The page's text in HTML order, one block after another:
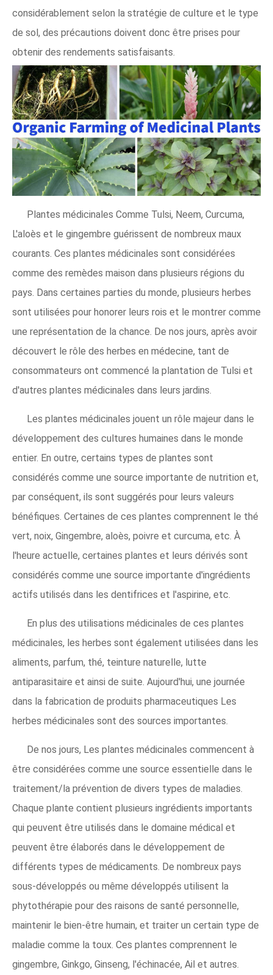
considérablement selon la stratégie de culture et le type
de sol, des précautions doivent donc être prises pour
obtenir des rendements satisfaisants.
Plantes médicinales Comme Tulsi, Neem, Curcuma,
L'aloès et le gingembre guérissent de nombreux maux
courants. Ces plantes médicinales sont considérées
comme des remèdes maison dans plusieurs régions du
pays. Dans certaines parties du monde, plusieurs herbes
sont utilisées pour honorer leurs rois et le montrer comme
une représentation de la chance. De nos jours, après avoir
découvert le rôle des herbes en médecine, tant de
consommateurs ont commencé la plantation de Tulsi et
d'autres plantes médicinales dans leurs jardins.
Les plantes médicinales jouent un rôle majeur dans le
développement des cultures humaines dans le monde
entier. En outre, certains types de plantes sont
considérés comme une source importante de nutrition et,
par conséquent, ils sont suggérés pour leurs valeurs
bénéfiques. Certaines de ces plantes comprennent le thé
vert, noix, Gingembre, aloès, poivre et curcuma, etc. À
l'heure actuelle, certaines plantes et leurs dérivés sont
considérés comme une source importante d'ingrédients
actifs utilisés dans les dentifrices et l'aspirine, etc.
En plus des utilisations médicinales de ces plantes
médicinales, les herbes sont également utilisées dans les
aliments, parfum, thé, teinture naturelle, lutte
antiparasitaire et ainsi de suite. Aujourd'hui, une journée
dans la fabrication de produits pharmaceutiques Les
herbes médicinales sont des sources importantes.
De nos jours, Les plantes médicinales commencent à
être considérées comme une source essentielle dans le
traitement/la prévention de divers types de maladies.
Chaque plante contient plusieurs ingrédients importants
qui peuvent être utilisés dans le domaine médical et
peuvent être élaborés dans le développement de
différents types de médicaments. De nombreux pays
sous-développés ou même développés utilisent la
phytothérapie pour des raisons de santé personnelle,
maintenir le bien-être humain, et traiter un certain type de
maladie comme la toux. Ces plantes comprennent le
gingembre, Ginkgo, Ginseng, l'échinacée, Ail et autres.